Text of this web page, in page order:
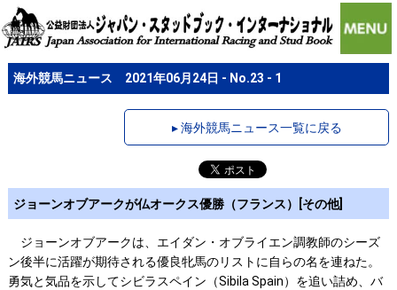
海外競馬ニュース 2021年06月24日 - No.23 - 1
▸ 海外競馬ニュース一覧に戻る
ジョーンオブアークが仏オークス優勝（フランス）[その他]
ジョーンオブアークは、エイダン・オブライエン調教師のシーズ
ン後半に活躍が期待される優良牝馬のリストに自らの名を連ねた。
勇気と気品を示してシビラスペイン（Sibila Spain）を追い詰め、バ